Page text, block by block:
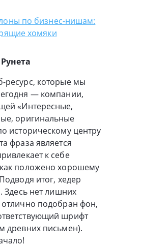
по бизнес-нишам:
хомяки
ресурс, которые мы
— компании,
«Интересные,
оригинальные
историческому центру
фраза является
к себе
положено хорошему
итог, хедер
Здесь нет лишних
отлично подобран фон,
шрифт
древних письмен).